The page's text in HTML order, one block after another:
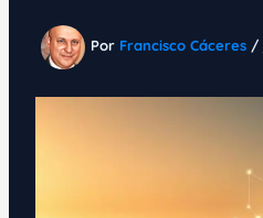
Por Francisco Cáceres /